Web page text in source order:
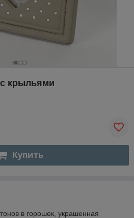
крыльями
Купить
в горошек, украшенная